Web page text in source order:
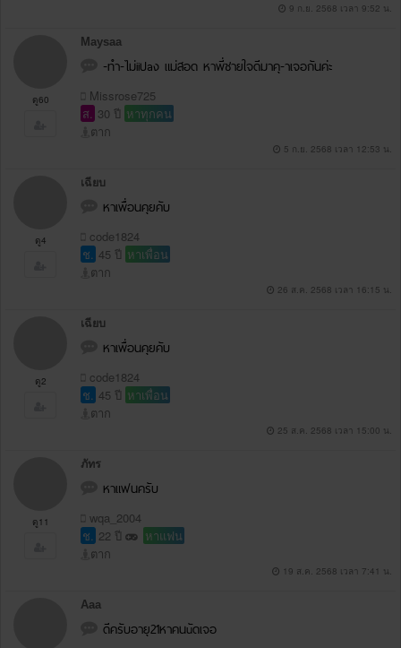
9 ก.ย. 2568 เวลา 9:52 น.
ดู60
Maysaa
-ทำ-ไม่iiปaง แม่สอด หาพี่ชายใจดีมาคุ-าเจอกันค่ะ
Missrose725
ส. 30 ปี หาทุกคน
ตาก
5 ก.ย. 2568 เวลา 12:53 น.
ดู4
เฉียบ
หาเพื่อนคุยคับ
code1824
ช. 45 ปี หาเพื่อน
ตาก
26 ส.ค. 2568 เวลา 16:15 น.
ดู2
เฉียบ
หาเพื่อนคุยคับ
code1824
ช. 45 ปี หาเพื่อน
ตาก
25 ส.ค. 2568 เวลา 15:00 น.
ดู11
ภัทร
หาแฟนครับ
wqa_2004
ช. 22 ปี
หาแฟน
ตาก
19 ส.ค. 2568 เวลา 7:41 น.
Aaa
ดีครับอายุ21หาคนuัดเจอ